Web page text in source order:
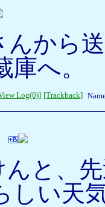
んから
庫へ。
Log(0)] [Trackback]
と、
しい天